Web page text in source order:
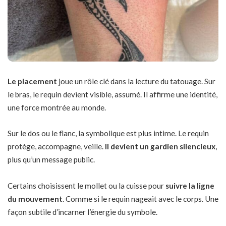
Le placement joue un rôle clé dans la lecture du tatouage. Sur
le bras, le requin devient visible, assumé. Il affirme une identité,
une force montrée au monde.
Sur le dos ou le flanc, la symbolique est plus intime. Le requin
protège, accompagne, veille. Il devient un gardien silencieux,
plus qu’un message public.
Certains choisissent le mollet ou la cuisse pour suivre la ligne
du mouvement. Comme si le requin nageait avec le corps. Une
façon subtile d’incarner l’énergie du symbole.